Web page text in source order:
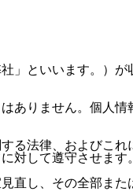
」といいます。）
ありません。個人
る法律、およびこ
対して遵守させます。
直し、その全部ま